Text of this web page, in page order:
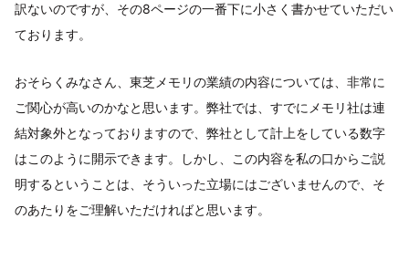
訳ないのですが、その8ページの一番下に小さく書かせていただい
ております。
おそらくみなさん、東芝メモリの業績の内容については、非常に
ご関心が高いのかなと思います。弊社では、すでにメモリ社は連
結対象外となっておりますので、弊社として計上をしている数字
はこのように開示できます。しかし、この内容を私の口からご説
明するということは、そういった立場にはございませんので、そ
のあたりをご理解いただければと思います。